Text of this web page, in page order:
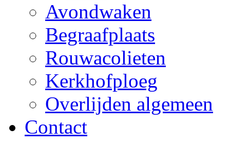
Avondwaken
Begraafplaats
Rouwacolieten
Kerkhofploeg
Overlijden algemeen
Contact